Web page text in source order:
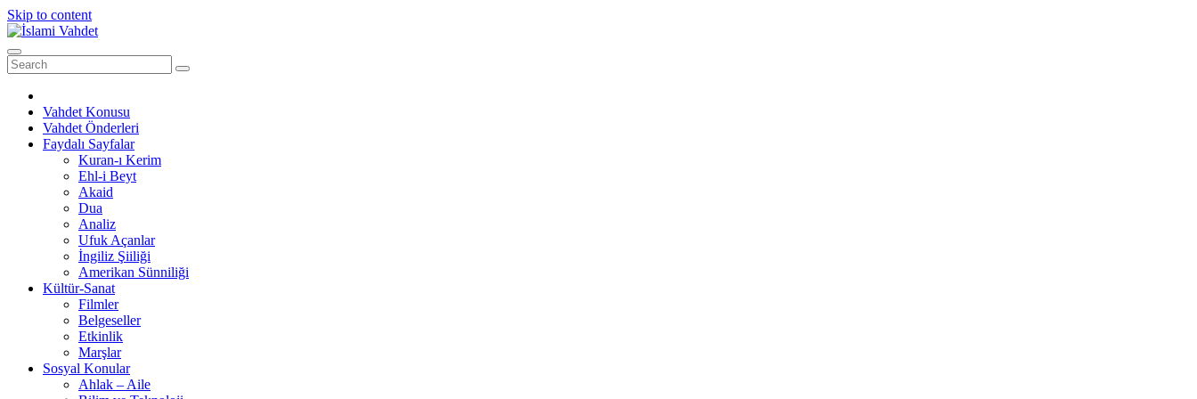
Skip to content
Vahdet Konusu
Vahdet Önderleri
Faydalı Sayfalar
Kuran-ı Kerim
Ehl-i Beyt
Akaid
Dua
Analiz
Ufuk Açanlar
İngiliz Şiiliği
Amerikan Sünniliği
Kültür-Sanat
Filmler
Belgeseller
Etkinlik
Marşlar
Sosyal Konular
Ahlak – Aile